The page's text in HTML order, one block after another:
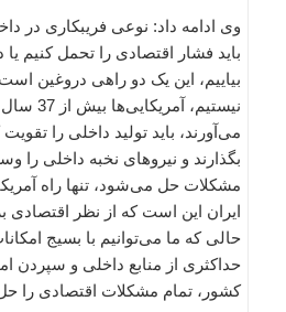
وی ادامه داد: نوعی فریبکاری در
باید فشار اقتصادی را تحمل کنیم یا
بیاییم، این یک دو راهی دروغین
نیستیم،
می‌آورند، باید تولید داخلی را
بگذارند و نیروهای نخبه داخلی را
مشکلات حل می‌شود، تنها راه
ایران این است که از نظر اقتصادی
حالی که ما می‌توانیم با بسیج
حداکثری از منابع داخلی و سپردن
کشور، تمام مشکلات اقتصادی را